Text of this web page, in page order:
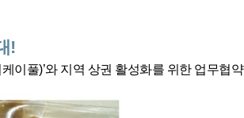
!
이풀)’와 지역 상권 활성화를 위한 업무협약